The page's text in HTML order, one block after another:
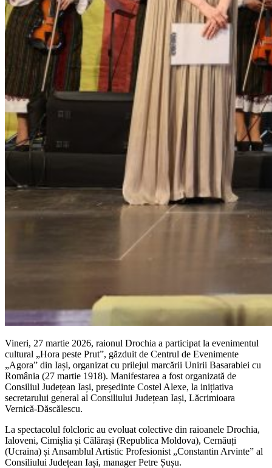
Vineri, 27 martie 2026, raionul Drochia a participat la evenimentul
cultural „Hora peste Prut”, găzduit de Centrul de Evenimente
„Agora” din Iași, organizat cu prilejul marcării Unirii Basarabiei cu
România (27 martie 1918). Manifestarea a fost organizată de
Consiliul Județean Iași, președinte Costel Alexe, la inițiativa
secretarului general al Consiliului Județean Iași, Lăcrimioara
Vernică-Dăscălescu.
La spectacolul folcloric au evoluat colective din raioanele Drochia,
Ialoveni, Cimișlia și Călărași (Republica Moldova), Cernăuți
(Ucraina) și Ansamblul Artistic Profesionist „Constantin Arvinte” al
Consiliului Județean Iași, manager Petre Șușu.